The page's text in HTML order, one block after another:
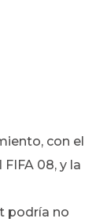
con el
08, y la
podría no